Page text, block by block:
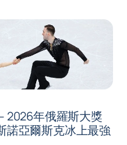
2026年俄羅斯大獎
諾亞爾斯克冰上最強